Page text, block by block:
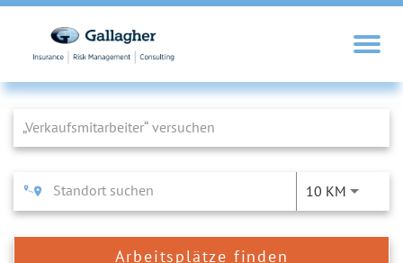
Job Search Page
10 KM
Arbeitsplätze finden